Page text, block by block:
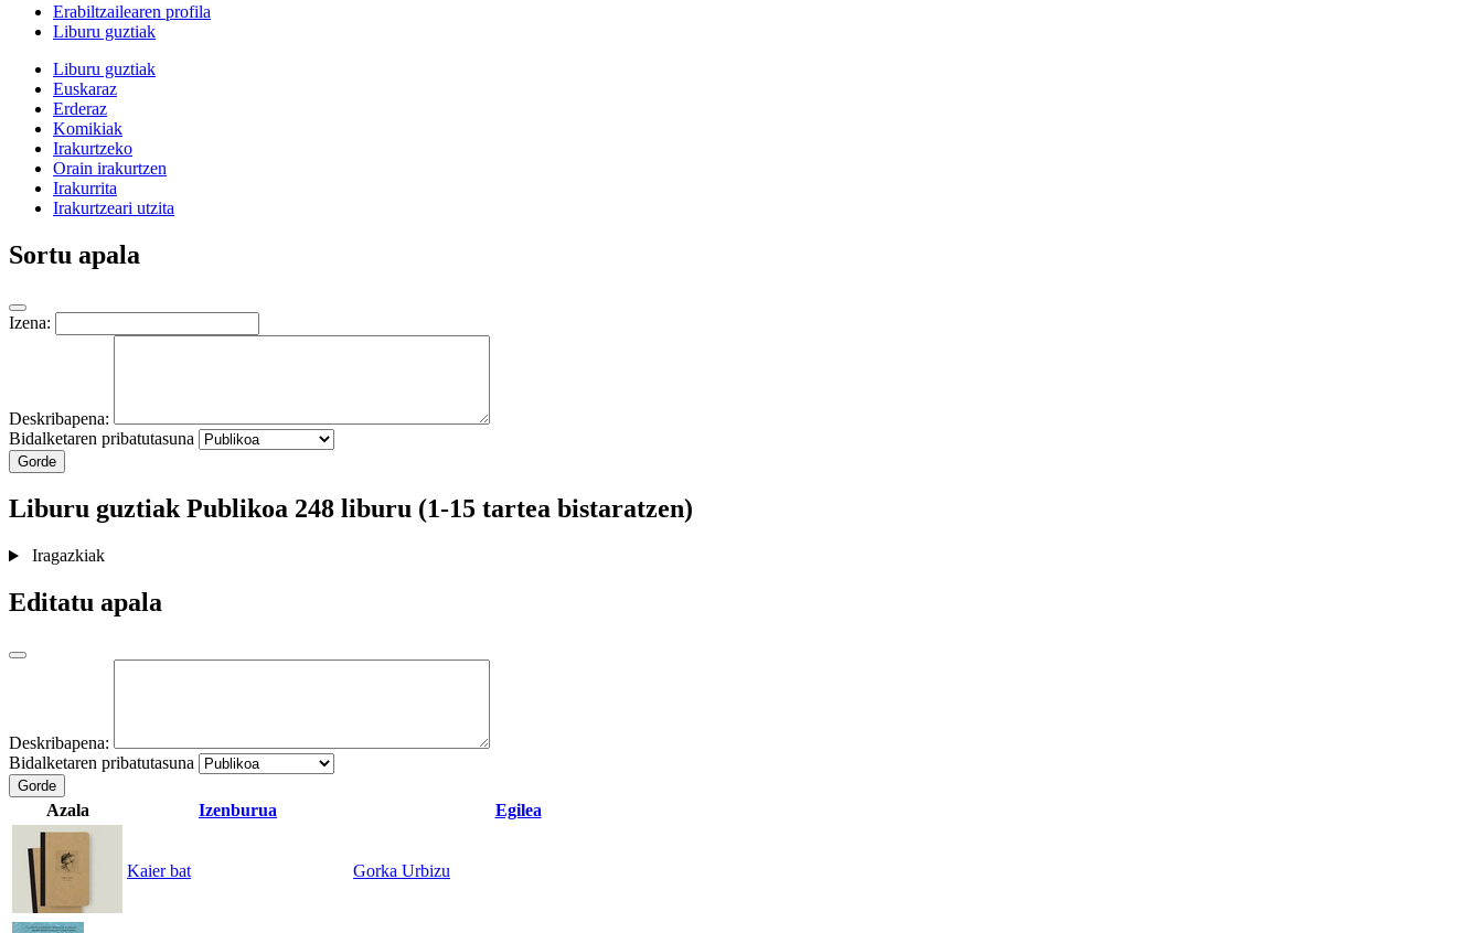
Erabiltzailearen profila
Liburu guztiak
Liburu guztiak
Euskaraz
Erderaz
Komikiak
Irakurtzeko
Orain irakurtzen
Irakurrita
Irakurtzeari utzita
Sortu apala
Izena:
Deskribapena:
Bidalketaren pribatutasuna
Gorde
Liburu guztiakPublikoa 248 liburu (1-15 tartea bistaratzen)
Iragazkiak
Editatu apala
Deskribapena:
Bidalketaren pribatutasuna
Gorde
Azala Izenburua Egilea
Kaier bat Gorka Urbizu